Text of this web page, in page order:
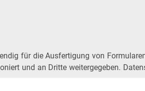
für die Ausfertigung von
und an Dritte weitergegeben.